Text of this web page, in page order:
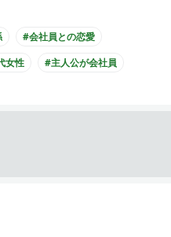
#会社員との恋愛
女性
#主人公が会社員